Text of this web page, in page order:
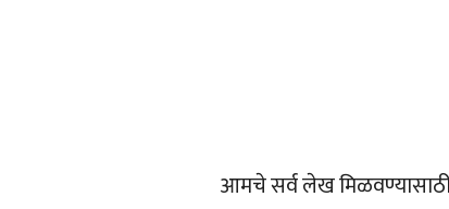
आमचे सर्व लेख